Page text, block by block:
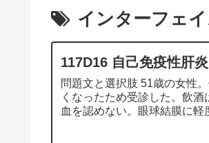
インターフェ
117D16 自己免疫性肝
問題文と選択肢 51歳の女性
くなったため受診した。飲
血を認めない。眼球結膜に軽